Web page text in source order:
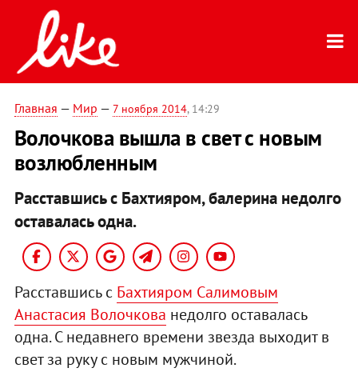
Главная — Мир — 7 ноября 2014, 14:29
Волочкова вышла в свет с новым
возлюбленным
Расставшись с Бахтияром, балерина недолго
оставалась одна.
Расставшись с Бахтияром Салимовым
Анастасия Волочкова недолго оставалась
одна. С недавнего времени звезда выходит в
свет за руку с новым мужчиной.